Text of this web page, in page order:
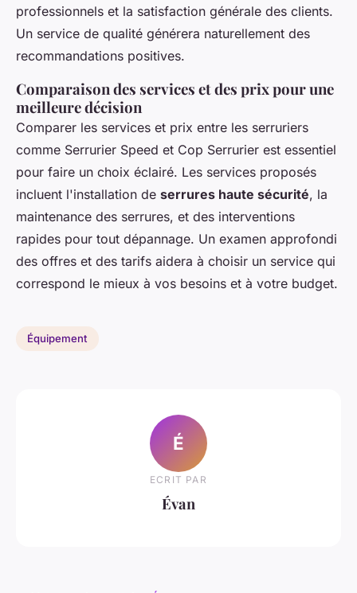
professionnels et la satisfaction générale des clients.
Un service de qualité générera naturellement des
recommandations positives.
Comparaison des services et des prix pour une
meilleure décision
Comparer les services et prix entre les serruriers
comme Serrurier Speed et Cop Serrurier est essentiel
pour faire un choix éclairé. Les services proposés
incluent l'installation de serrures haute sécurité, la
maintenance des serrures, et des interventions
rapides pour tout dépannage. Un examen approfondi
des offres et des tarifs aidera à choisir un service qui
correspond le mieux à vos besoins et à votre budget.
Équipement
É
ECRIT PAR
Évan